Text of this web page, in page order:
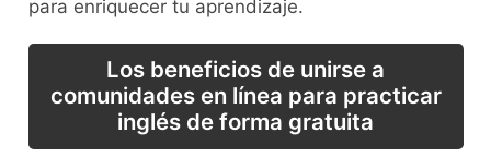
para ‌enriquecer tu aprendizaje.
Los beneficios de unirse a
comunidades⁢ en línea para practicar
inglés de ⁢forma gratuita